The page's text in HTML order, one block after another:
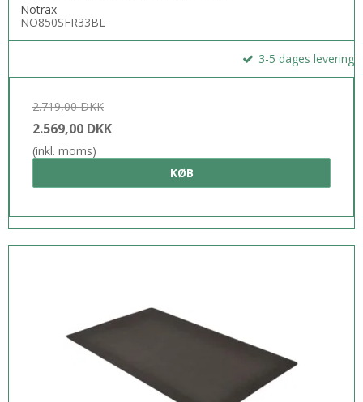
Notrax
NO850SFR33BL
3-5 dages levering
2.719,00 DKK
2.569,00 DKK
(inkl. moms)
KØB